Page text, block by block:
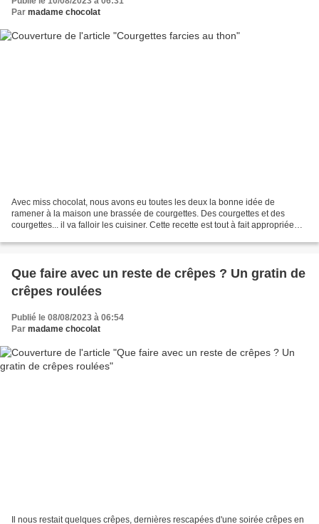
Par madame chocolat
Avec miss chocolat, nous avons eu toutes les deux la bonne idée de
ramener à la maison une brassée de courgettes. Des courgettes et des
courgettes... il va falloir les cuisiner. Cette recette est tout à fait appropriée
Que faire avec un reste de crêpes ? Un gratin de
crêpes roulées
Publié le 08/08/2023 à 06:54
Par madame chocolat
Il nous restait quelques crêpes, dernières rescapées d'une soirée crêpes en